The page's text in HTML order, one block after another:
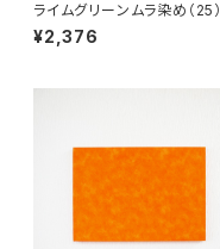
ライムグリーンムラ染め（25）
¥2,376